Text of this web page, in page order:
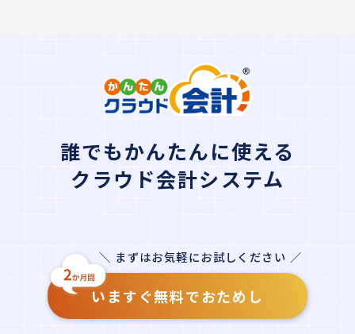
誰でもかんたんに使える
クラウド会計システム
＼ まずはお気軽にお試しください ／
いますぐ無料でおためし